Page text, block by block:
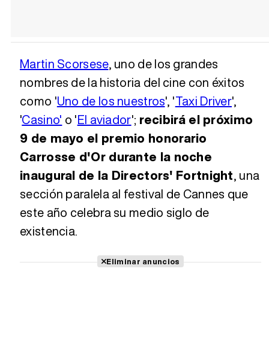
Martin Scorsese, uno de los grandes
nombres de la historia del cine con éxitos
como 'Uno de los nuestros', 'Taxi Driver',
'Casino' o 'El aviador'; recibirá el próximo
9 de mayo el premio honorario
Carrosse d'Or durante la noche
inaugural de la Directors' Fortnight, una
sección paralela al festival de Cannes que
este año celebra su medio siglo de
existencia.
Eliminar anuncios